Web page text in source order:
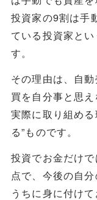
投資家の9割は手
ている投資家と
す。
その理由は、自
買を自分事と思
実際に取り組め
る”ものです。
投資でお金だけ
点で、今後の自
うちに身に付け